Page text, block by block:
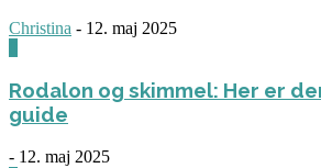
Christina - 12. maj 2025
Rodalon og skimmel: Her er
guide
- 12. maj 2025